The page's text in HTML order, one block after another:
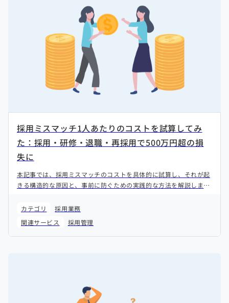
採用ミスマッチ1人あたりのコストを試算してみ
た：採用・研修・退職・再採用で500万円超の損
失に
本記事では、採用ミスマッチのコストを具体的に試算し、それが起
きる構造的な原因と、事前に防ぐための実践的な方法を解説しま
カテゴリ
採用業務
関連サービス
採用管理